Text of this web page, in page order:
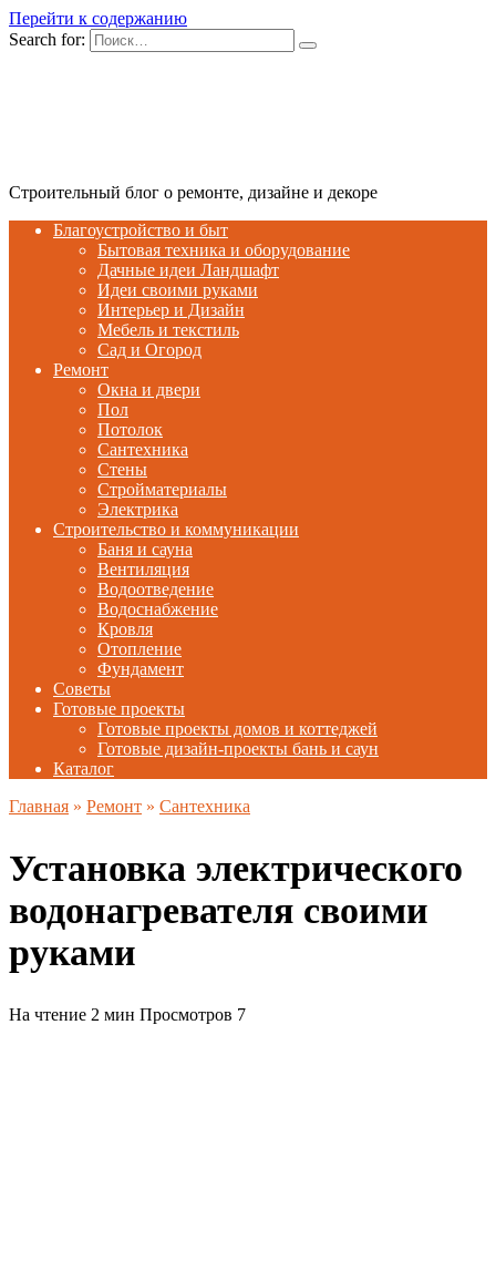
Перейти к содержанию
Search for:
Строительный блог о ремонте, дизайне и декоре
Благоустройство и быт
Бытовая техника и оборудование
Дачные идеи Ландшафт
Идеи своими руками
Интерьер и Дизайн
Мебель и текстиль
Сад и Огород
Ремонт
Окна и двери
Пол
Потолок
Сантехника
Стены
Стройматериалы
Электрика
Строительство и коммуникации
Баня и сауна
Вентиляция
Водоотведение
Водоснабжение
Кровля
Отопление
Фундамент
Советы
Готовые проекты
Готовые проекты домов и коттеджей
Готовые дизайн-проекты бань и саун
Каталог
Главная » Ремонт » Сантехника
Установка электрического
водонагревателя своими
руками
На чтение 2 мин Просмотров 7